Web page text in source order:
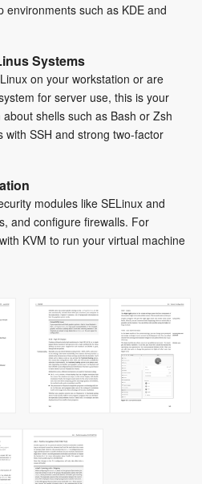
environments such as KDE and
Systems
on your workstation or are
for server use, this is your
shells such as Bash or Zsh
with SSH and strong two-factor
modules like SELinux and
and configure firewalls. For
KVM to run your virtual machine